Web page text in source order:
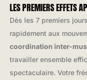
LES PREMIERS EFFETS
Dès les 7 premiers
rapidement aux
coordination inter-
travailler ensemble
spectaculaire. Votre